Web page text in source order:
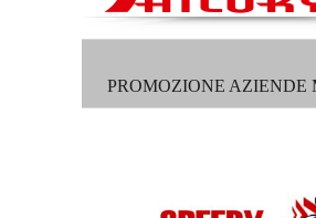
PROMOZIONE AZIENDE